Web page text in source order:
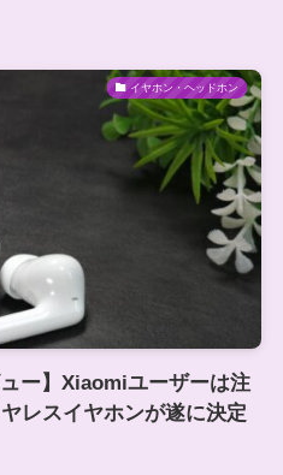
イヤホン・ヘッドホン
ー】Xiaomiユーザーは注
レスイヤホンが遂に決定